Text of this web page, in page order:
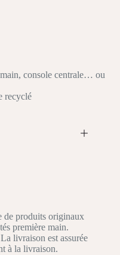
main, console centrale… ou
recyclé
de produits originaux
première main.
livraison est assurée
à la livraison.